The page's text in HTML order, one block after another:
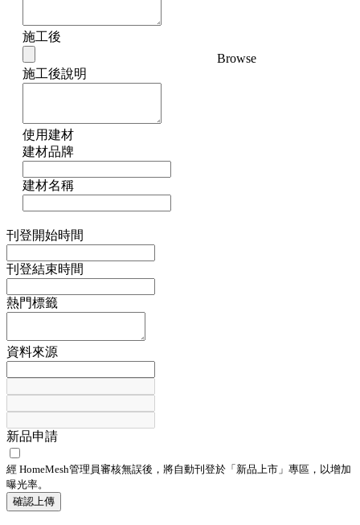
施工後
Browse
施工後說明
使用建材
建材品牌
建材名稱
刊登開始時間
刊登結束時間
熱門標籤
資料來源
新品申請
經 HomeMesh管理員審核無誤後，將自動刊登於「 新品上市 」專區，以增加
曝光率。
確認上傳